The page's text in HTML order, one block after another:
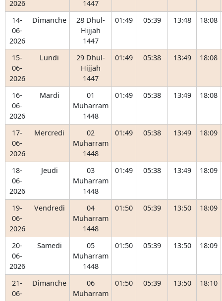
2026
1447
14-
06-
2026
Dimanche
28 Dhul-
Hijjah
1447
01:49 05:39 13:48 18:08
15-
06-
2026
Lundi
29 Dhul-
Hijjah
1447
01:49 05:38 13:49 18:08
16-
06-
2026
Mardi
01
Muharram
1448
01:49 05:38 13:49 18:08
17-
06-
2026
Mercredi
02
Muharram
1448
01:49 05:38 13:49 18:09
18-
06-
2026
Jeudi
03
Muharram
1448
01:49 05:38 13:49 18:09
19-
06-
2026
Vendredi
04
Muharram
1448
01:50 05:39 13:50 18:09
20-
06-
2026
Samedi
05
Muharram
1448
01:50 05:39 13:50 18:09
21-
06-
Dimanche
06
Muharram
01:50 05:39 13:50 18:10